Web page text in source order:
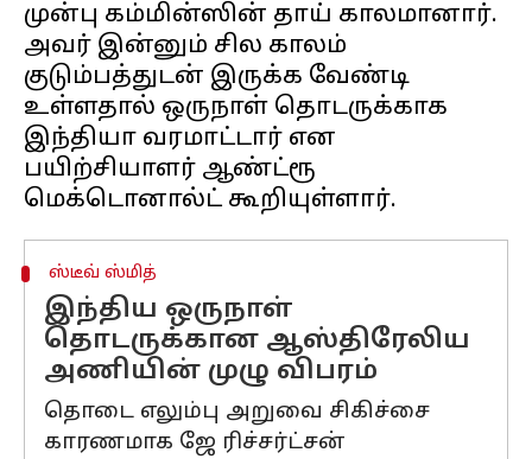
முன்பு கம்மின்ஸின் தாய் காலமானார்.
அவர் இன்னும் சில காலம்
குடும்பத்துடன் இருக்க வேண்டி
உள்ளதால் ஒருநாள் தொடருக்காக
இந்தியா வரமாட்டார் என
பயிற்சியாளர் ஆண்ட்ரூ
ஸ்டீவ் ஸ்மித்
இந்திய ஒருநாள்
தொடருக்கான ஆஸ்திரேலிய
அணியின் முழு விபரம்
தொடை எலும்பு அறுவை சிகிச்சை
காரணமாக ஜே ரிச்சர்ட்சன்